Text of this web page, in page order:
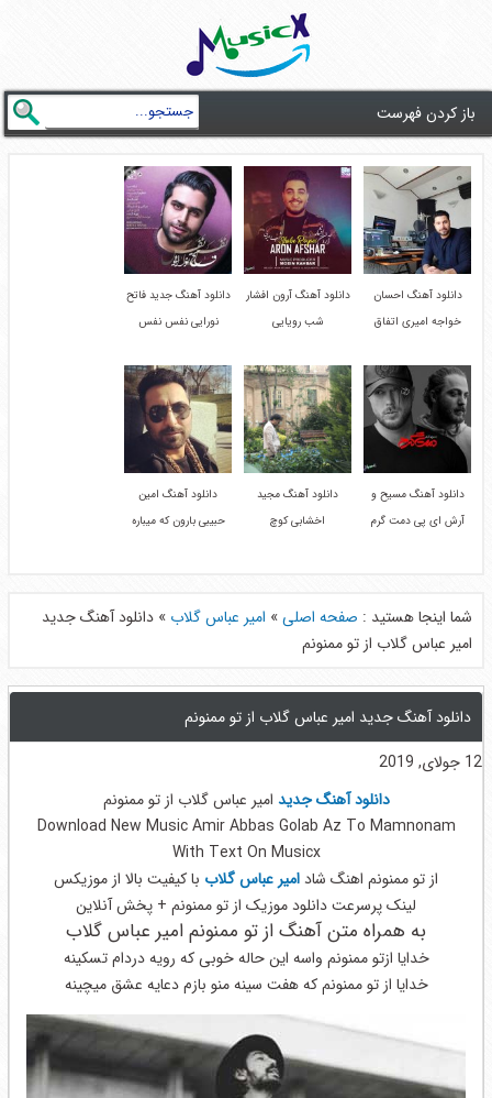
باز کردن فهرست
دانلود آهنگ احسان
خواجه امیری اتفاق
دانلود آهنگ آرون افشار
شب رویایی
دانلود آهنگ جدید فاتح
نورایی نفس نفس
دانلود آهنگ مسیح و
آرش ای پی دمت گرم
دانلود آهنگ مجید
اخشابی کوچ
دانلود آهنگ امین
حبیبی بارون که میباره
شما اینجا هستید : صفحه اصلی» امیر عباس گلاب » دانلود آهنگ جدید
امیر عباس گلاب از تو ممنونم
دانلود آهنگ جدید امیر عباس گلاب از تو ممنونم
12 جولای, 2019
دانلود آهنگ جدید امیر عباس گلاب از تو ممنونم
Download New Music Amir Abbas Golab Az To Mamnonam
With Text On Musicx
از تو ممنونم اهنگ شاد امیر عباس گلاب با کیفیت بالا از موزیکس
لینک پرسرعت دانلود موزیک از تو ممنونم + پخش آنلاین
به همراه متن آهنگ از تو ممنونم امیر عباس گلاب
خدایا ازتو ممنونم واسه این حاله خوبی که رویه دردام تسکینه
خدایا از تو ممنونم که هفت سینه منو بازم دعایه عشق میچینه